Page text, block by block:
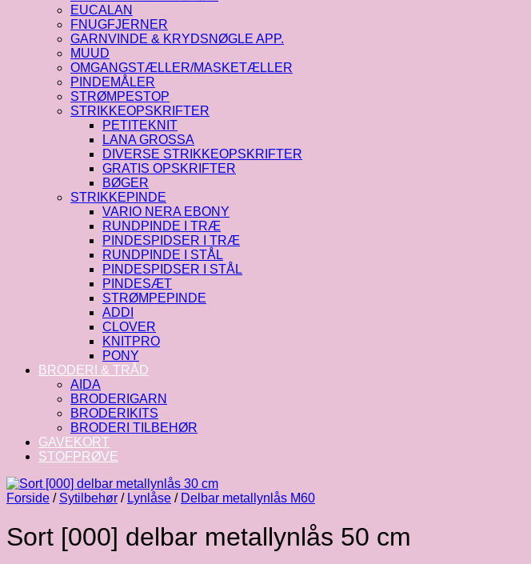
EUCALAN
FNUGFJERNER
GARNVINDE & KRYDSNØGLE APP.
MUUD
OMGANGSTÆLLER/MASKETÆLLER
PINDEMÅLER
STRØMPESTOP
STRIKKEOPSKRIFTER
PETITEKNIT
LANA GROSSA
DIVERSE STRIKKEOPSKRIFTER
GRATIS OPSKRIFTER
BØGER
STRIKKEPINDE
VARIO NERA EBONY
RUNDPINDE I TRÆ
PINDESPIDSER I TRÆ
RUNDPINDE I STÅL
PINDESPIDSER I STÅL
PINDESÆT
STRØMPEPINDE
ADDI
CLOVER
KNITPRO
PONY
BRODERI & TRÅD
AIDA
BRODERIGARN
BRODERIKITS
BRODERI TILBEHØR
GAVEKORT
STOFPRØVE
Forside / Sytilbehør / Lynlåse / Delbar metallynlås M60
Sort [000] delbar metallynlås 50 cm